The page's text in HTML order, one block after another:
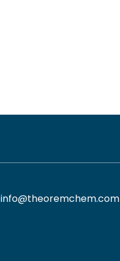
info@theoremchem.com